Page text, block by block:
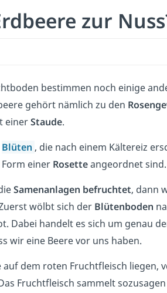
zur
bestimmen noch einige
gehört nämlich zu den
einerStaude.
Blüten , die nach einem Kältereiz
einer Rosetteangeordnet sind.
Samenanlagen befruchtet, dann
wölbt sich der Blütenboden
Dabei handelt es sich um genau
wir eine Beere vor uns haben.
dem roten Fruchtfleisch liegen,
Fruchtfleisch sammelt